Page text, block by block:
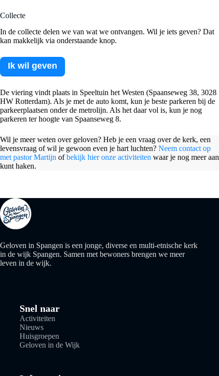
Collecte
In de collecte delen we van wat we ontvangen. Wil je iets geven? Dat
kan makkelijk via onderstaande knop.
Ik wil geven
De viering vindt plaats in Speeltuin het Westen (Spaanseweg 38, 3028
HW Rotterdam). Als je met de auto komt, kun je beste parkeren bij de
parkeerplaatsen onder de metrolijn. Als het daar vol is, kun je nog
parkeren ter hoogte van Spaanseweg 8.
Wil je meer weten over geloven? Heb je een vraag over de kerk, een
levensvraag of wil je gewoon even je hart luchten? Neem contact op
met pastor Martijn ofbekijk hier onze activiteiten waar je nog meer aan
kunt haken.
Geloven in Spangen is een jonge, diverse en multi-etnische kerk
in de wijk Spangen. Samen met bewoners brengen we meer
leven in de wijk.
Snel naar
Activiteiten
Nieuws
Huisgroepen
Geloven in de Wijk